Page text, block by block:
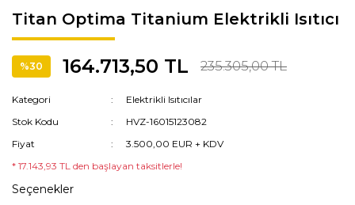
Titan Optima Titanium Elektrikli Isıtıcı
%30 164.713,50 TL 235.305,00 TL
Kategori
Elektrikli Isıtıcılar
Stok Kodu
HVZ-16015123082
Fiyat
3.500,00 EUR + KDV
* 17.143,93 TL den başlayan taksitlerle!
Seçenekler